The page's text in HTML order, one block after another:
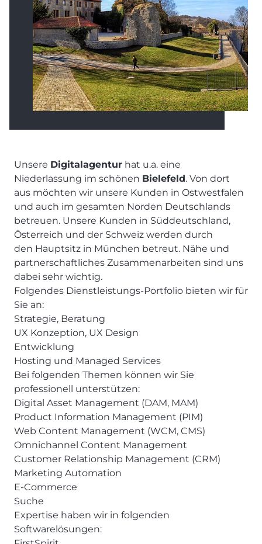
Unsere Digitalagentur hat u.a. eine
Niederlassung im schönen Bielefeld. Von dort
aus möchten wir unsere Kunden in Ostwestfalen
und auch im gesamten Norden Deutschlands
betreuen. Unsere Kunden in Süddeutschland,
Österreich und der Schweiz werden durch
den Hauptsitz in München betreut. Nähe und
partnerschaftliches Zusammenarbeiten sind uns
dabei sehr wichtig.
Folgendes Dienstleistungs-Portfolio bieten wir für
Sie an:
Strategie, Beratung
UX Konzeption, UX Design
Entwicklung
Hosting und Managed Services
Bei folgenden Themen können wir Sie
professionell unterstützen:
Digital Asset Management (DAM, MAM)
Product Information Management (PIM)
Web Content Management (WCM, CMS)
Omnichannel Content Management
Customer Relationship Management (CRM)
Marketing Automation
E-Commerce
Suche
Expertise haben wir in folgenden
Softwarelösungen: